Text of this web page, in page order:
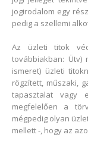
jogirodalom egy
pedig a szellemi
Az üzleti titok
továbbiakban: Ütv)
ismeret) üzleti
rögzített, műszaki,
tapasztalat vagy
megfelelően a
mégpedig olyan
mellett -, hogy az